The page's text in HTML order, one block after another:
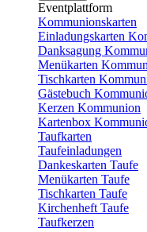
Eventplattform
Kommunionskarten
Einladungskarten
Danksagung
Menükarten
Tischkarten
Gästebuch
Kerzen Kommunion
Kartenbox
Taufkarten
Taufeinladungen
Dankeskarten Taufe
Menükarten Taufe
Tischkarten Taufe
Kirchenheft Taufe
Taufkerzen